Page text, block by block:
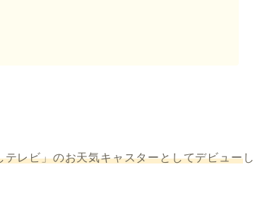
テレビ」のお天気キャスターとしてデビューし